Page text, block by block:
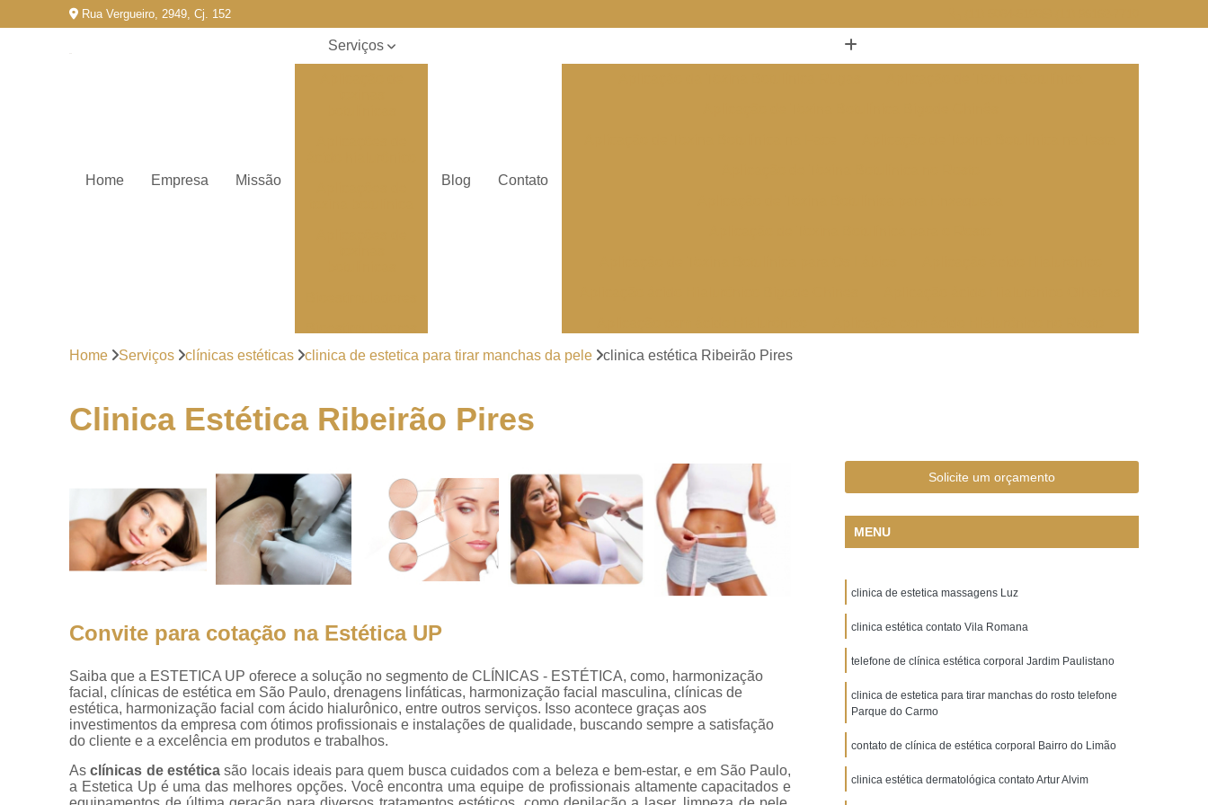
Rua Vergueiro, 2949, Cj. 152
Home Empresa Missão
Serviços
Clínicas
preenchimento
Clínicas up
Endolaser
Harmonizações
Harmonizações
no rosto
Peeling químico
Preenchimento
Preenchimento
facial
Preenchimentos
Blog Contato
Aplicação de ácido Hialurônico na Boca
Aplicação de ácido Hialurônico no Rosto
Aplicação de ácido Hialurônico Olheiras
Aplicação de ácido Hialurônico para Olheiras
Aplicação de Toxina Botulínica em Contorno dos Olhos
Aplicação de Toxina Botulínica Facial
Aplicação de Toxina Botulínica para área dos Olhos
Aplicação de Toxina Botulínica para Bigode Chinês
Aplicação de Toxina Botulínica para Bruxismo
Aplicação de Toxina Botulínica para Hiperidrose
Aplicação de Toxina Botulínica para Linhas de Expressão
Aplicação de Toxina Botulínica para Pé de Galinha
Aplicação de Toxina Botulínica para Rugas
Home Serviços clínicas estéticas clinica de estetica para tirar manchas da pele clinica estética Ribeirão Pires
Clinica Estética Ribeirão Pires
Convite para cotação na Estética UP
Saiba que a ESTETICA UP oferece a solução no segmento de CLÍNICAS - ESTÉTICA, como, harmonização
facial, clínicas de estética em São Paulo, drenagens linfáticas, harmonização facial masculina, clínicas de
estética, harmonização facial com ácido hialurônico, entre outros serviços. Isso acontece graças aos
investimentos da empresa com ótimos profissionais e instalações de qualidade, buscando sempre a satisfação
do cliente e a excelência em produtos e trabalhos.
Asclínicas de estética são locais ideais para quem busca cuidados com a beleza e bem-estar, e em São Paulo,
a Estetica Up é uma das melhores opções. Você encontra uma equipe de profissionais altamente capacitados e
Solicite um orçamento
MENU
clinica de estetica massagens Luz
clinica estética contato Vila Romana
telefone de clínica estética corporal Jardim Paulistano
clinica de estetica para tirar manchas do rosto telefone
Parque do Carmo
contato de clínica de estética corporal Bairro do Limão
clinica estética dermatológica contato Artur Alvim